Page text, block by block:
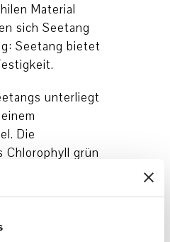
Material
sich Seetang
Seetang bietet
unterliegt
Die
Chlorophyll grün
bei